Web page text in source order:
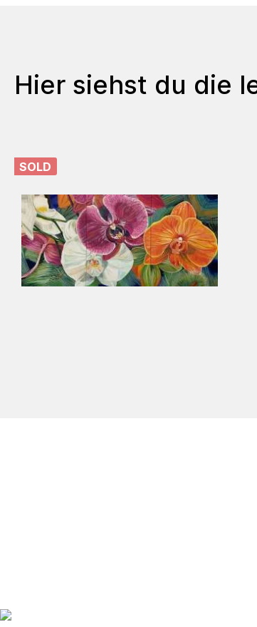
Hier siehst du die
SOLD